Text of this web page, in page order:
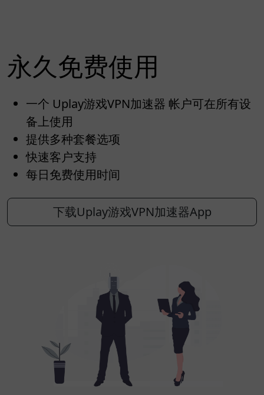
永久免费使用
一个 Uplay游戏VPN加速器 帐户可在所有设
备上使用
提供多种套餐选项
快速客户支持
每日免费使用时间
下载Uplay游戏VPN加速器App